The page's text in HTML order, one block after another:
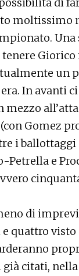
moltissimo
Una
un
In avanti
Gomez
i
Petrella e
di
quattro visto
citati,